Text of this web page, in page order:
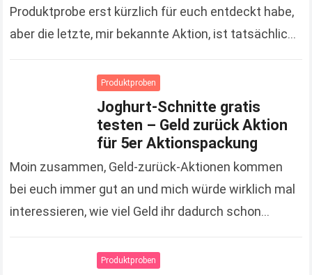
Produktprobe erst kürzlich für euch entdeckt habe,
aber die letzte, mir bekannte Aktion, ist tatsächlich
Produktproben
Joghurt-Schnitte gratis
testen – Geld zurück Aktion
für 5er Aktionspackung
Moin zusammen, Geld-zurück-Aktionen kommen
bei euch immer gut an und mich würde wirklich mal
interessieren, wie viel Geld ihr dadurch schon
Unsummen, die…Read more
Produktproben